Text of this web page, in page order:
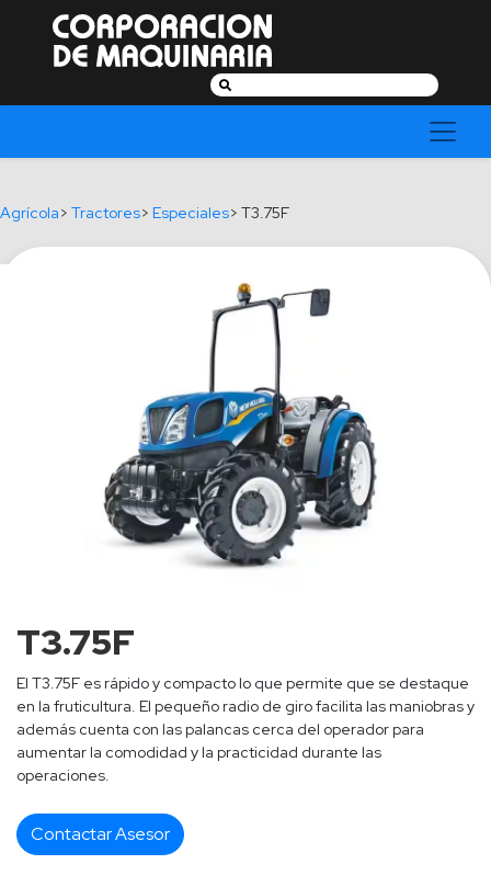
Buscar:
Agrícola> Tractores> Especiales> T3.75F
T3.75F
El T3.75F es rápido y compacto lo que permite que se destaque
en la fruticultura. El pequeño radio de giro facilita las maniobras y
además cuenta con las palancas cerca del operador para
aumentar la comodidad y la practicidad durante las
operaciones.
Contactar Asesor